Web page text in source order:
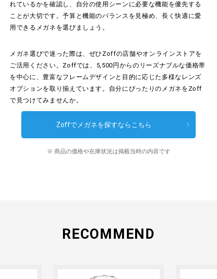
れているかを確認し、自分の使用シーンに必要な機能を優先する
ことが大切です。予算と機能のバランスを見極め、長く快適に愛
用できるメガネを選びましょう。
メガネ選びで迷った際は、ぜひZoffの店舗やオンラインストアを
ご活用ください。Zoffでは、5,500円からのリーズナブルな価格帯
を中心に、豊富なフレームデザインと目的に応じた多様なレンズ
オプションを取り揃えています。自分にぴったりのメガネをZoff
で見つけてみませんか。
Zoffでメガネを探すならこちら
※ 商品の価格や在庫状況は掲載当時の内容です
RECOMMEND